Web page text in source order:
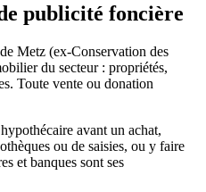
publicité foncière
Metz (ex-Conservation des
du secteur : propriétés,
Toute vente ou donation
avant un achat,
ou de saisies, ou y faire
et banques sont ses